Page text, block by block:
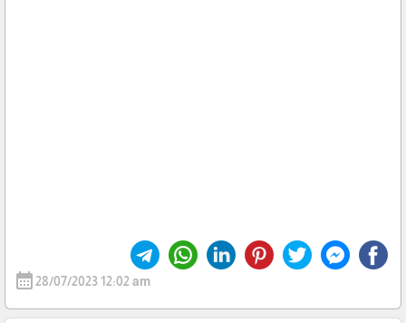
calendar_month28/07/2023 12:02 am